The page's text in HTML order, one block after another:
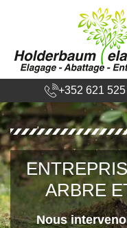
+352 621
ARBRE
Nous